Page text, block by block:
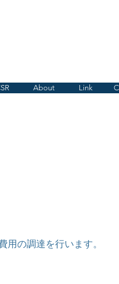
About Link
の調達を行います。